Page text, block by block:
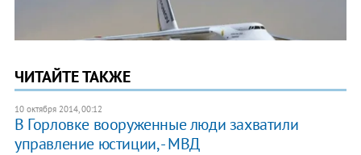
ЧИТАЙТЕ ТАКЖЕ
10 октября 2014, 00:12
В Горловке вооруженные люди захватили
управление юстиции, - МВД